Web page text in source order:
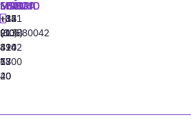
MADRID
+34
91
310
77
40
MIAMI
+1
(305)
424
13
20
SEÚL
+82
(10)
8942
6800
LISBOA
‪+351
213880042